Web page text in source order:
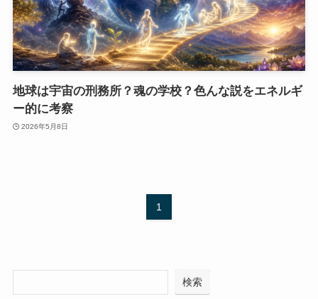
地球は宇宙の刑務所？魂の学校？色んな説をエネルギ
ー的に考察
2026年5月8日
1
検索